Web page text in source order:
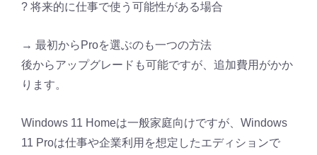
? 将来的に仕事で使う可能性がある場合
→ 最初からProを選ぶのも一つの方法
後からアップグレードも可能ですが、追加費用がかか
ります。
Windows 11 Homeは一般家庭向けですが、Windows
11 Proは仕事や企業利用を想定したエディションで